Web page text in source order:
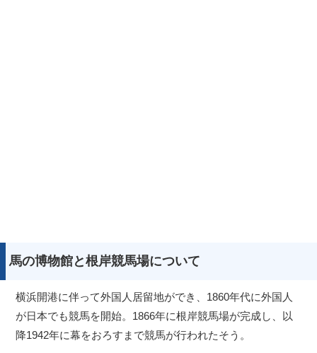
馬の博物館と根岸競馬場について
横浜開港に伴って外国人居留地ができ、1860年代に外国人
が日本でも競馬を開始。1866年に根岸競馬場が完成し、以
降1942年に幕をおろすまで競馬が行われたそう。